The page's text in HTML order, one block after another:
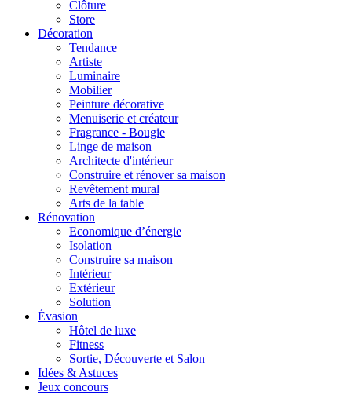
Clôture
Store
Décoration
Tendance
Artiste
Luminaire
Mobilier
Peinture décorative
Menuiserie et créateur
Fragrance - Bougie
Linge de maison
Architecte d'intérieur
Construire et rénover sa maison
Revêtement mural
Arts de la table
Rénovation
Economique d’énergie
Isolation
Construire sa maison
Intérieur
Extérieur
Solution
Évasion
Hôtel de luxe
Fitness
Sortie, Découverte et Salon
Idées & Astuces
Jeux concours